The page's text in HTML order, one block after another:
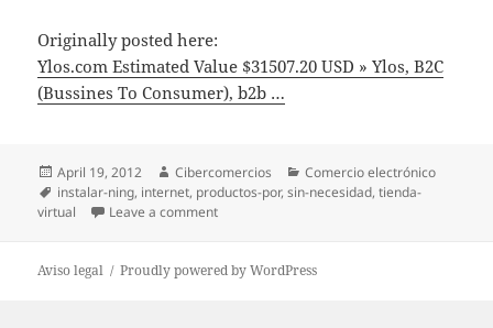
Originally posted here:
Ylos.com Estimated Value $31507.20 USD » Ylos, B2C
(Bussines To Consumer), b2b …
Posted
on
April 19, 2012 Author
Cibercomercios Categories
Comercio electrónico
Tags
instalar-ning, internet, productos-por,sin-necesidad,tienda-
virtual
Leave a comment
Aviso legal Proudly powered by WordPress